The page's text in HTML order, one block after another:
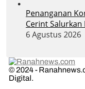
Penanganan
Cerint Salurkan
6 Agustus 2026
© 2024 -
Digital.